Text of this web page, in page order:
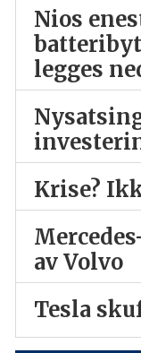
Nios
legges
Krise?
av Volvo
Tesla